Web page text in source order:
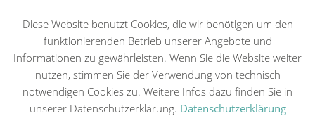
Zurück
Diese Website benutzt Cookies, die wir benötigen um den
funktionierenden Betrieb unserer Angebote und
Informationen zu gewährleisten. Wenn Sie die Website weiter
nutzen, stimmen Sie der Verwendung von technisch
notwendigen Cookies zu. Weitere Infos dazu finden Sie in
unserer Datenschutzerklärung. Datenschutzerklärung